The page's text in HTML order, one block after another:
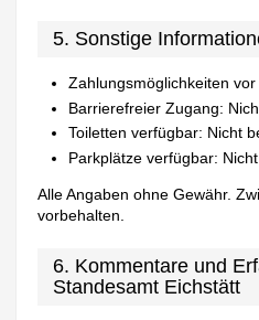
5. Sonstige
Zahlungsmöglichkeiten
Barrierefreier Zugang:
Toiletten verfügbar: Nicht
Parkplätze verfügbar:
Alle Angaben ohne Gewähr.
vorbehalten.
6. Kommentare und
Standesamt Eichstätt